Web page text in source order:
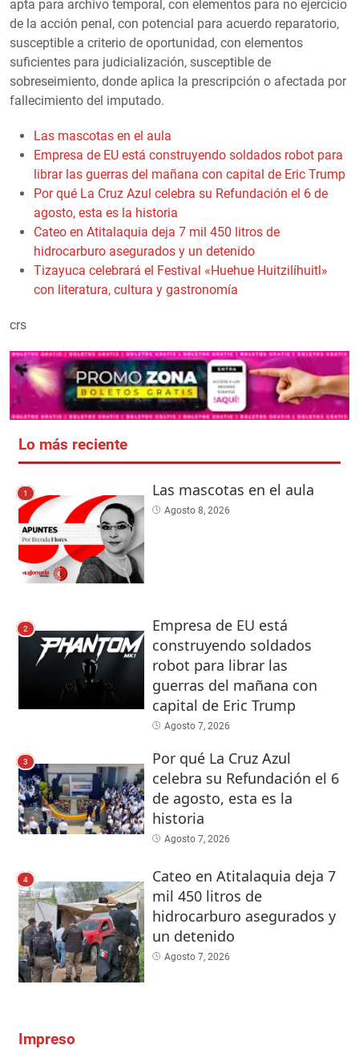
apta para archivo temporal, con elementos para no ejercicio
de la acción penal, con potencial para acuerdo reparatorio,
susceptible a criterio de oportunidad, con elementos
suficientes para judicialización, susceptible de
sobreseimiento, donde aplica la prescripción o afectada por
fallecimiento del imputado.
Las mascotas en el aula
Empresa de EU está construyendo soldados robot para
librar las guerras del mañana con capital de Eric Trump
Por qué La Cruz Azul celebra su Refundación el 6 de
agosto, esta es la historia
Cateo en Atitalaquia deja 7 mil 450 litros de
hidrocarburo asegurados y un detenido
Tizayuca celebrará el Festival «Huehue Huitzilíhuitl»
con literatura, cultura y gastronomía
crs
Lo más reciente
1 Las mascotas en el aula
Agosto 8, 2026
2
Empresa de EU está
construyendo soldados
robot para librar las
guerras del mañana con
capital de Eric Trump
Agosto 7, 2026
3
Por qué La Cruz Azul
celebra su Refundación el 6
de agosto, esta es la
historia
Agosto 7, 2026
4
Cateo en Atitalaquia deja 7
mil 450 litros de
hidrocarburo asegurados y
un detenido
Agosto 7, 2026
Impreso